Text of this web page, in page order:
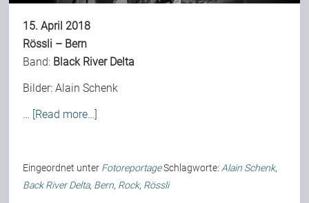
Rezensionen
Musik
Backstage
15. April 2018
Rössli – Bern
Band: Black River Delta
Bilder:Alain Schenk
… [Read more…]
Eingeordnet unter FotoreportageSchlagworte: Alain Schenk,
Back River Delta, Bern, Rock, Rössli